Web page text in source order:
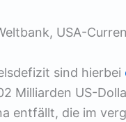
USA-
sind hierbei
Milliarden US-
entfällt, die im